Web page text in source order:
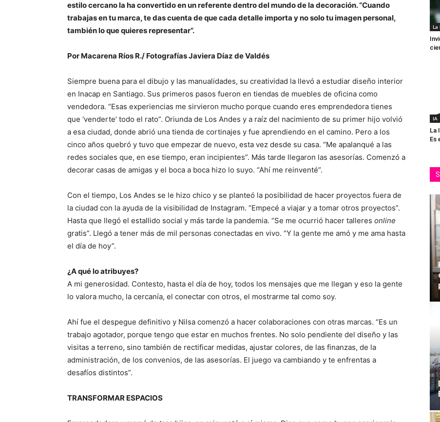
estilo cercano la ha convertido en un referente dentro del mundo de la decoración. “Cuando
trabajas en tu marca, te das cuenta de que cada detalle importa y no solo tu imagen personal,
también lo que quieres representar”.
Por Macarena Ríos R./ Fotografías Javiera Díaz de Valdés
Siempre buena para el dibujo y las manualidades, su creatividad la llevó a estudiar diseño interior
en Inacap en Santiago. Sus primeros pasos fueron en tiendas de muebles de oficina como
vendedora. “Esas experiencias me sirvieron mucho porque cuando eres emprendedora tienes
que ‘venderte’ todo el rato”. Oriunda de Los Andes y a raíz del nacimiento de su primer hijo volvió
a esa ciudad, donde abrió una tienda de cortinajes y fue aprendiendo en el camino. Pero a los
cinco años quebró y tuvo que empezar de nuevo, esta vez desde su casa. “Me apalanqué a las
redes sociales que, en ese tiempo, eran incipientes”. Más tarde llegaron las asesorías. Comenzó a
decorar casas de amigas y el boca a boca hizo lo suyo. “Ahí me reinventé”.
Con el tiempo, Los Andes se le hizo chico y se planteó la posibilidad de hacer proyectos fuera de
la ciudad con la ayuda de la visibilidad de Instagram. “Empecé a viajar y a tomar otros proyectos”.
Hasta que llegó el estallido social y más tarde la pandemia. “Se me ocurrió hacer talleres online
gratis”. Llegó a tener más de mil personas conectadas en vivo. “Y la gente me amó y me ama hasta
el día de hoy”.
¿A qué lo atribuyes?
A mi generosidad. Contesto, hasta el día de hoy, todos los mensajes que me llegan y eso la gente
lo valora mucho, la cercanía, el conectar con otros, el mostrarme tal como soy.
Ahí fue el despegue definitivo y Nilsa comenzó a hacer colaboraciones con otras marcas. “Es un
trabajo agotador, porque tengo que estar en muchos frentes. No solo pendiente del diseño y las
visitas a terreno, sino también de rectificar medidas, ajustar colores, de las finanzas, de la
administración, de los convenios, de las asesorías. El juego va cambiando y te enfrentas a
desafíos distintos”.
TRANSFORMAR ESPACIOS
IA
La
Es